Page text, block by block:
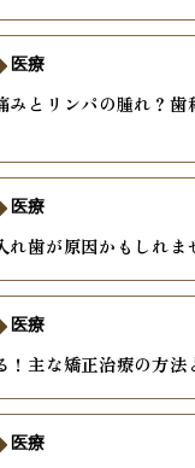
みとリンパの腫れ？歯
医療
れ歯が原因かもしれま
医療
！主な矯正治療の方法
医療
医療